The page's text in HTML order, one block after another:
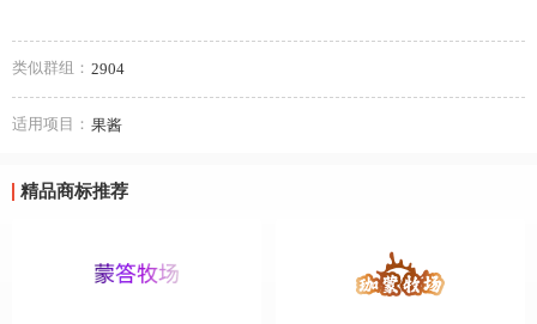
类似群组： 2904
适用项目： 果酱
精品商标推荐